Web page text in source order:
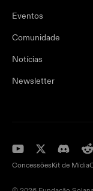
Eventos
Comunidade
Notícias
Newsletter
ConcessõesKit de Mídia